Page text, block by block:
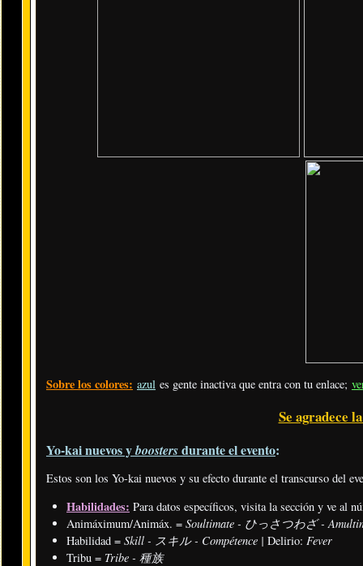
Sobre los colores: azul es gente inactiva que entra con tu enlace;
Se agradece
Yo-kai nuevos yboostersdurante el evento:
Estos son los Yo-kai nuevos y su efecto durante el transcurso del
Habilidades: Para datos específicos, visita la sección y ve al
Animáximum/Animáx. = Soultimate - ひっさつわざ -
Habilidad = Skill - スキル - Compétence | Delirio: Fever
Tribu = Tribe - 種族